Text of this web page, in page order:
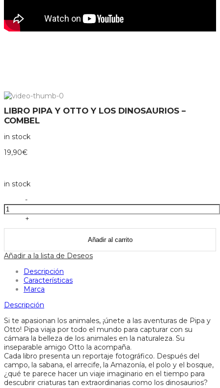
LIBRO PIPA Y OTTO Y LOS DINOSAURIOS –
COMBEL
in stock
19,90€
in stock
-
pipa
y
dinosaurios
-
combel
cantidad
+
Añadir al carrito
Añadir a la lista de Deseos
Descripción
Características
Marca
Descripción
Si te apasionan los animales, ¡únete a las aventuras de Pipa y
Otto! Pipa viaja por todo el mundo para capturar con su
cámara la belleza de los animales en la naturaleza. Su
inseparable amigo Otto la acompaña.
Cada libro presenta un reportaje fotográfico. Después del
campo, la sabana, el arrecife, la Amazonía, el polo y el bosque,
¿qué te parece hacer un viaje imaginario en el tiempo para
descubrir criaturas tan extraordinarias como los dinosaurios?